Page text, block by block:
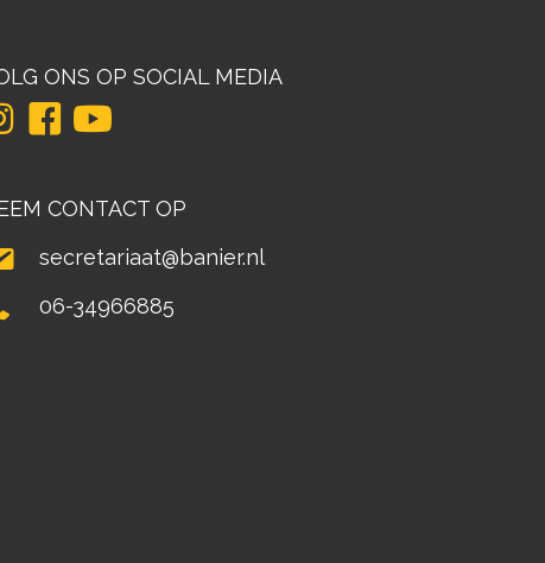
ONS OP SOCIAL MEDIA
CONTACT OP
secretariaat@banier.nl
06-34966885